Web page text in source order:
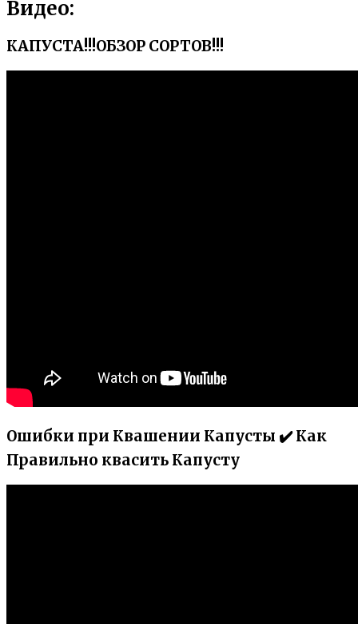
Видео:
КАПУСТА!!!ОБЗОР СОРТОВ!!!
Ошибки при Квашении Капусты ✔️ Как
Правильно квасить Капусту